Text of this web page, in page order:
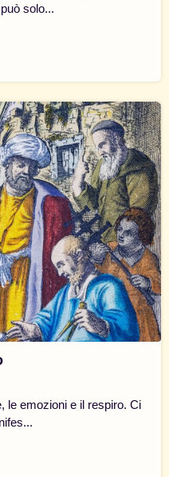
solo...
le emozioni e il respiro. Ci